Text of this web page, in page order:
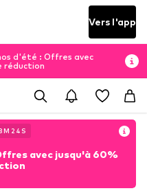
Vers l'app
d'été : Offres avec
réduction
M 23 S
avec jusqu'à 60%